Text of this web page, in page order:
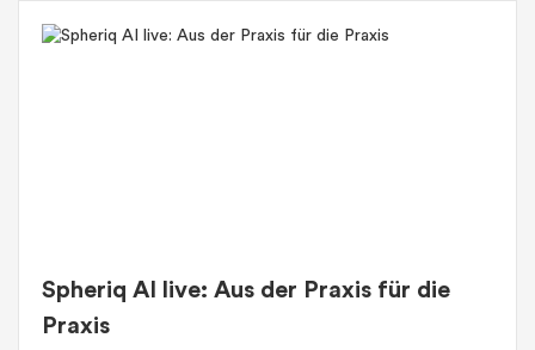
Spheriq AI live: Aus der Praxis für die
Praxis